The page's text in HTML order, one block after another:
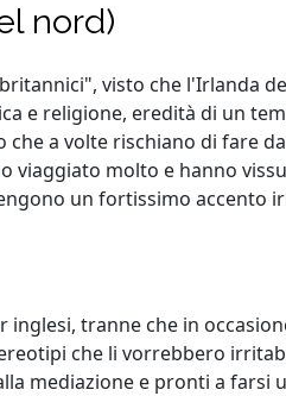
nord)
visto che l'Irlanda
e religione, eredità di un
che a volte rischiano di fare
viaggiato molto e hanno
un fortissimo accento
inglesi, tranne che in
che li vorrebbero
mediazione e pronti a farsi